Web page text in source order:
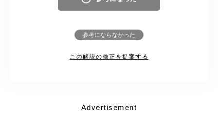
参考にならなかった
この解説の修正を提案する
Advertisement